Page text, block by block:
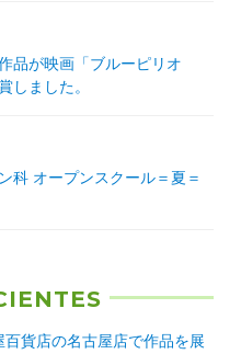
品が映画「ブルーピリオ
しました。
科 オープンスクール＝夏＝
貨店の名古屋店で作品を展